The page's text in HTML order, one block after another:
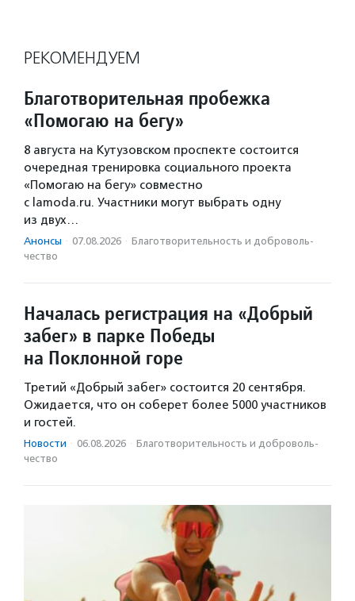
РЕКОМЕНДУЕМ
Благотворительная пробежка
«Помогаю на бегу»
8 августа на Кутузовском проспекте состоится
очередная тренировка социального проекта
«Помогаю на бегу» совместно
с lamoda.ru. Участники могут выбрать одну
из двух…
Анонсы · 07.08.2026 · Благотвори­тель­ность и доброволь­
чест­во
Началась регистрация на «Добрый
забег» в парке Победы
на Поклонной горе
Третий «Добрый забег» состоится 20 сентября.
Ожидается, что он соберет более 5000 участников
и гостей.
Новости · 06.08.2026 · Благотвори­тель­ность и доброволь­
чест­во